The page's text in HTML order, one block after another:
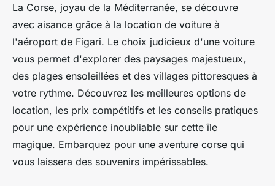
La Corse, joyau de la Méditerranée, se découvre
avec aisance grâce à la location de voiture à
l'aéroport de Figari. Le choix judicieux d'une voiture
vous permet d'explorer des paysages majestueux,
des plages ensoleillées et des villages pittoresques à
votre rythme. Découvrez les meilleures options de
location, les prix compétitifs et les conseils pratiques
pour une expérience inoubliable sur cette île
magique. Embarquez pour une aventure corse qui
vous laissera des souvenirs impérissables.